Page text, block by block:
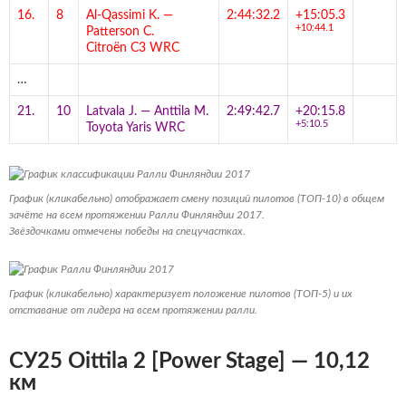
16. 8 Al-Qassimi K. —
Patterson C.
Citroën C3 WRC
2:44:32.2 +15:05.3
+10:44.1
…
21. 10 Latvala J. — Anttila M.
Toyota Yaris WRC
2:49:42.7 +20:15.8
+5:10.5
График (кликабельно) отображает смену позиций пилотов (ТОП-10) в общем
зачёте на всем протяжении Ралли Финляндии 2017.
Звёздочками отмечены победы на спецучастках.
График (кликабельно) характеризует положение пилотов (ТОП-5) и их
отставание от лидера на всем протяжении ралли.
СУ25 Oittila 2 [Power Stage] — 10,12
км